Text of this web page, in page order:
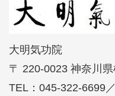
大明気功院
〒 220-0023 神奈川
TEL：045-322-6699